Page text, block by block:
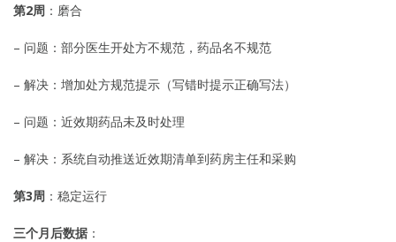
第2周 ：磨合
– 问题：部分医生开处方不规范，药品名不规范
– 解决：增加处方规范提示（写错时提示正确写法）
– 问题：近效期药品未及时处理
– 解决：系统自动推送近效期清单到药房主任和采购
第3周 ：稳定运行
三个月后数据 ：